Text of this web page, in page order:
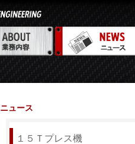
ニュース
１５Ｔプレス機